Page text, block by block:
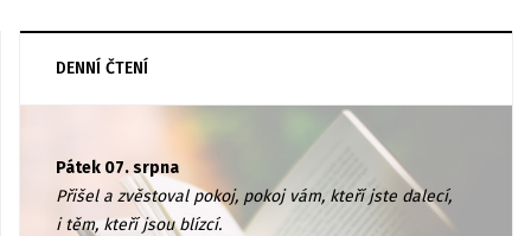
DENNÍ ČTENÍ
Pátek 07. srpna
Přišel a zvěstoval pokoj, pokoj vám, kteří jste dalecí,
i těm, kteří jsou blízcí.